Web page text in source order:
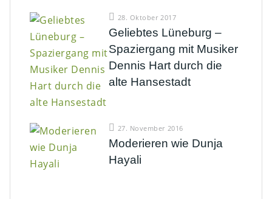
28. Oktober 2017
Geliebtes Lüneburg –
Spaziergang mit Musiker
Dennis Hart durch die
alte Hansestadt
27. November 2016
Moderieren wie Dunja
Hayali